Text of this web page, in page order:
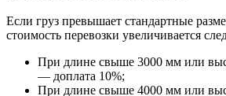
Если груз превышает стандартные
стоимость перевозки увеличивается
При длине свыше 3000 мм или
— доплата 10%;
При длине свыше 4000 мм или